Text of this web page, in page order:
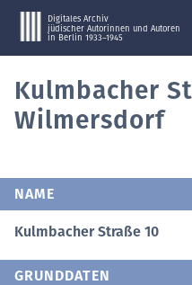
Digitales Archiv
jüdischer Autorinnen und Autoren
in Berlin 1933–1945
Kulmbacher
Wilmersdorf
NAME
Kulmbacher Straße 10
GRUNDDATEN